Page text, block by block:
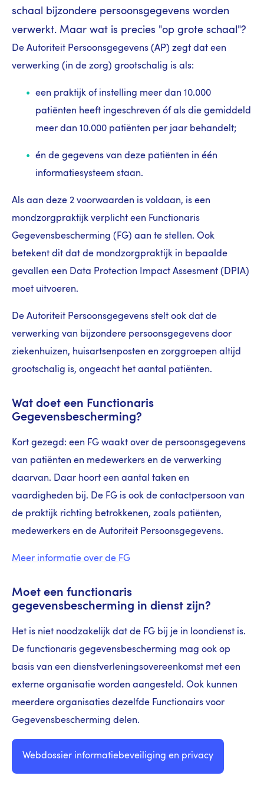
schaal bijzondere persoonsgegevens worden
verwerkt. Maar wat is precies "op grote schaal"?
De Autoriteit Persoonsgegevens (AP) zegt dat een
verwerking (in de zorg) grootschalig is als:
een praktijk of instelling meer dan 10.000
patiënten heeft ingeschreven óf als die gemiddeld
meer dan 10.000 patiënten per jaar behandelt;
én de gegevens van deze patiënten in één
informatiesysteem staan.
Als aan deze 2 voorwaarden is voldaan, is een
mondzorgpraktijk verplicht een Functionaris
Gegevensbescherming (FG) aan te stellen. Ook
betekent dit dat de mondzorgpraktijk in bepaalde
gevallen een Data Protection Impact Assesment (DPIA)
moet uitvoeren.
De Autoriteit Persoonsgegevens stelt ook dat de
verwerking van bijzondere persoonsgegevens door
ziekenhuizen, huisartsenposten en zorggroepen altijd
grootschalig is, ongeacht het aantal patiënten.
Wat doet een Functionaris
Gegevensbescherming?
Kort gezegd: een FG waakt over de persoonsgegevens
van patiënten en medewerkers en de verwerking
daarvan. Daar hoort een aantal taken en
vaardigheden bij. De FG is ook de contactpersoon van
de praktijk richting betrokkenen, zoals patiënten,
medewerkers en de Autoriteit Persoonsgegevens.
Meer informatie over de FG
Moet een functionaris
gegevensbescherming in dienst zijn?
Het is niet noodzakelijk dat de FG bij je in loondienst is.
De functionaris gegevensbescherming mag ook op
basis van een dienstverleningsovereenkomst met een
externe organisatie worden aangesteld. Ook kunnen
meerdere organisaties dezelfde Functionairs voor
Gegevensbescherming delen.
Webdossier informatiebeveiliging en privacy